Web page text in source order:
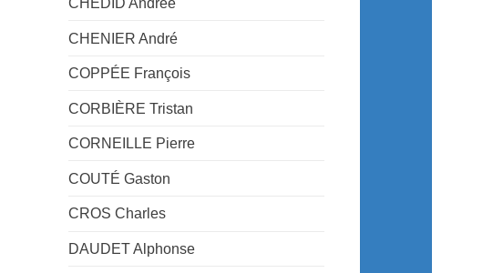
CHEDID Andrée
CHENIER André
COPPÉE François
CORBIÈRE Tristan
CORNEILLE Pierre
COUTÉ Gaston
CROS Charles
DAUDET Alphonse